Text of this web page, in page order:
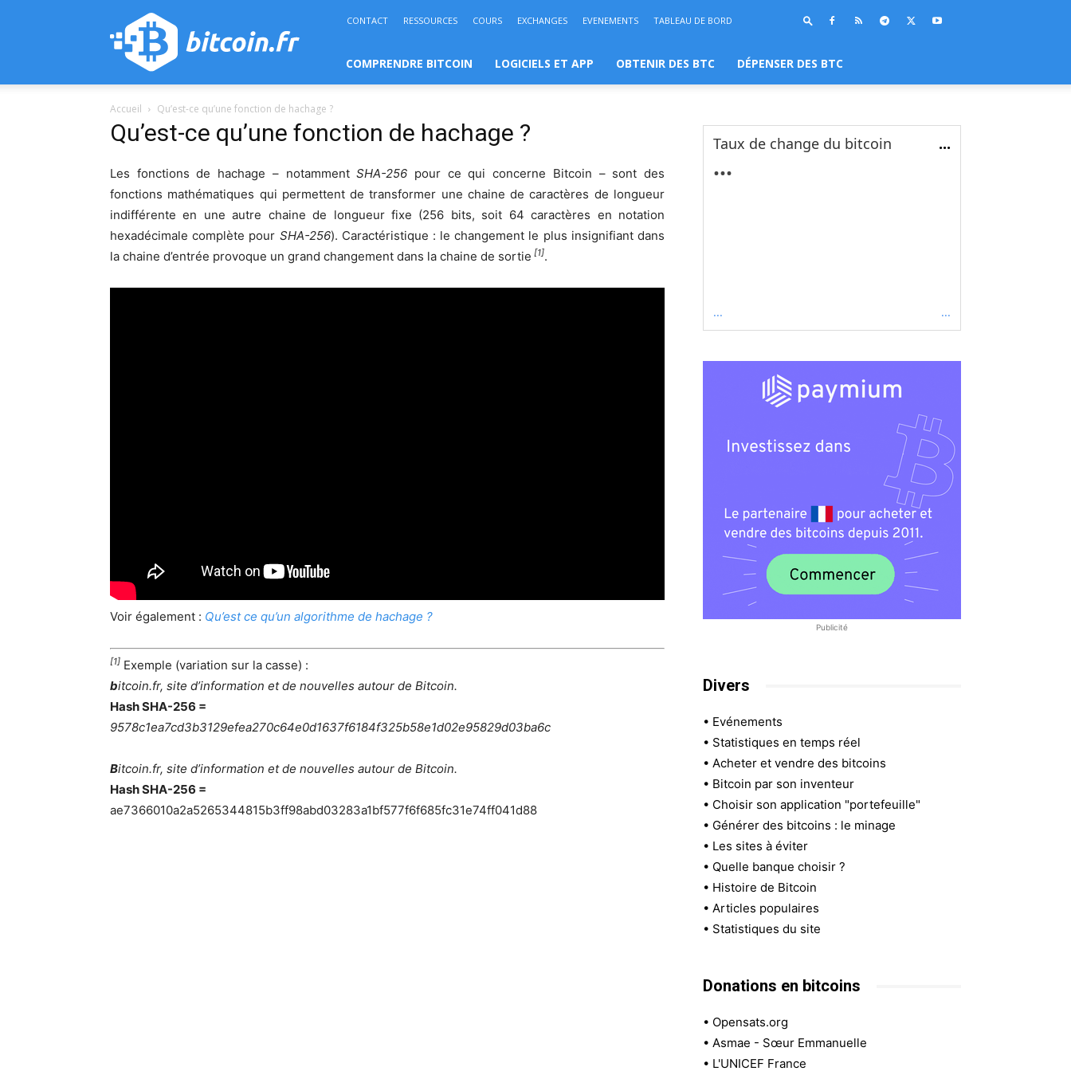
bitcoin.fr
CONTACT RESSOURCES COURS EXCHANGES EVENEMENTS TABLEAU DE BORD
COMPRENDRE BITCOIN LOGICIELS ET APP OBTENIR DES BTC DÉPENSER DES BTC
Accueil Qu’est-ce qu’une fonction de hachage ?
Qu’est-ce qu’une fonction de hachage ?
Les fonctions de hachage – notammentSHA-256 pour ce qui concerne Bitcoin – sont des
fonctions mathématiques qui permettent de transformer une chaine de caractères de longueur
indifférente en une autre chaine de longueur fixe (256 bits, soit 64 caractères en notation
hexadécimale complète pour SHA-256). Caractéristique : le changement le plus insignifiant dans
la chaine d’entrée provoque un grand changement dans la chaine de sortie [1].
Voir également : Qu’est ce qu’un algorithme de hachage ?
[1] Exemple (variation sur la casse) :
bitcoin.fr, site d’information et de nouvelles autour de Bitcoin.
Hash SHA-256 =
9578c1ea7cd3b3129efea270c64e0d1637f6184f325b58e1d02e95829d03ba6c
Bitcoin.fr, site d’information et de nouvelles autour de Bitcoin.
HashSHA-256 =
ae7366010a2a5265344815b3ff98abd03283a1bf577f6f685fc31e74ff041d88
Taux de change du bitcoin ...
...
... ...
Publicité
Divers
• Evénements
• Statistiques en temps réel
• Acheter et vendre des bitcoins
• Bitcoin par son inventeur
• Choisir son application "portefeuille"
• Générer des bitcoins : le minage
• Les sites à éviter
• Quelle banque choisir ?
• Histoire de Bitcoin
• Articles populaires
• Statistiques du site
Donations en bitcoins
• Opensats.org
• Asmae - Sœur Emmanuelle
• L'UNICEF France